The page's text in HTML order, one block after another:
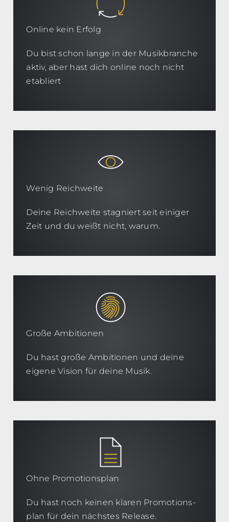
Online kein Erfolg
Du bist schon lange in der Musikbranche
aktiv, aber hast dich online noch nicht
etabliert
Wenig Reichweite
Deine Reichweite stagniert seit einiger
Zeit und du weißt nicht, warum.
Große Ambitionen
Du hast große Ambitionen und deine
eigene Vision für deine Musik.
Ohne Promotionsplan
Du hast noch keinen klaren Promotions-
plan für dein nächstes Release.